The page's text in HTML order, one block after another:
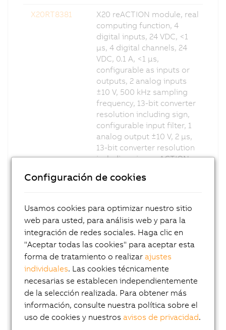
X20RT8381
X20 reACTION module, real
computing function, 4
digital inputs, 24 VDC, <1
µs, 4 digital channels, 24
VDC, 0.1 A, <1 µs,
configurable as inputs or
outputs, 2 analog inputs
±10 V, 500 kHz sampling
frequency, 13-bit converter
resolution including sign,
configurable input filter, 1
analog output ±10 V, 2 µs,
13-bit converter resolution
including sign, reACTION
µs, 4 digital channels, 24
VDC, 0.1 A, <1 µs,
configurable as inputs or
outputs, 1 analog input ±10
V, 500 kHz sampling
frequency, 13-bit converter
resolution including sign,
configurable input filter, 1
analog output ±10 V, 2 µs,
13-bit converter resolution
including sign, reACTION
Configuración de cookies
Usamos cookies para optimizar nuestro sitio
web para usted, para análisis web y para la
integración de redes sociales. Haga clic en
"Aceptar todas las cookies" para aceptar esta
forma de tratamiento o realizarajustes
individuales. Las cookies técnicamente
necesarias se establecen independientemente
de la selección realizada. Para obtener más
información, consulte nuestra política sobre el
uso de cookies y nuestrosavisos de privacidad.